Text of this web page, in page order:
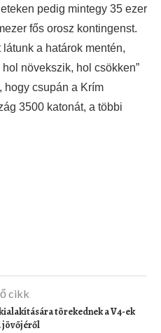
pedig mintegy 35 ezer
fős orosz kontingenst.
a határok mentén,
növekszik, hol csökken”
hogy csupán a Krím
3500 katonát, a többi
cikk
törekednek a V4-ek
jövőjéről